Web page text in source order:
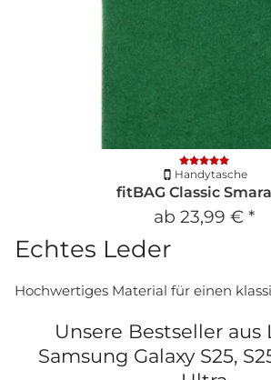
Handytasche
fitBAG Classic
ab 23,99 € *
Echtes Leder
Hochwertiges Material für einen
Unsere Bestseller aus
Samsung Galaxy S25,